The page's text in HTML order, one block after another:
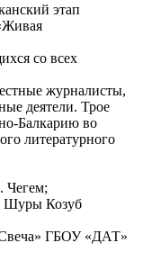
этап
со всех
журналисты,
деятели. Трое
Балкарию во
литературного
Шуры Козуб
ГБОУ «ДАТ»